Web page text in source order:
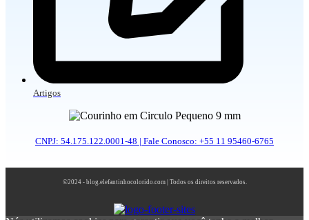
Artigos
CNPJ: 54.175.122.0001-48 | Fale Conosco: +55 11 95460-6765
©2024 - blog.elefantinhocolorido.com | Todos os direitos reservados.